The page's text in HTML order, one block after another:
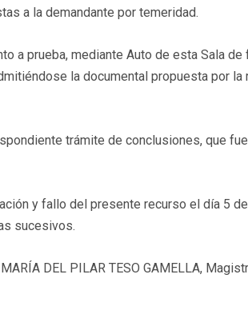
a la demandante por temeridad.
a prueba, mediante Auto de esta Sala
la documental propuesta por
trámite de conclusiones, que
y fallo del presente recurso el día 5
sucesivos.
DEL PILAR TESO GAMELLA,